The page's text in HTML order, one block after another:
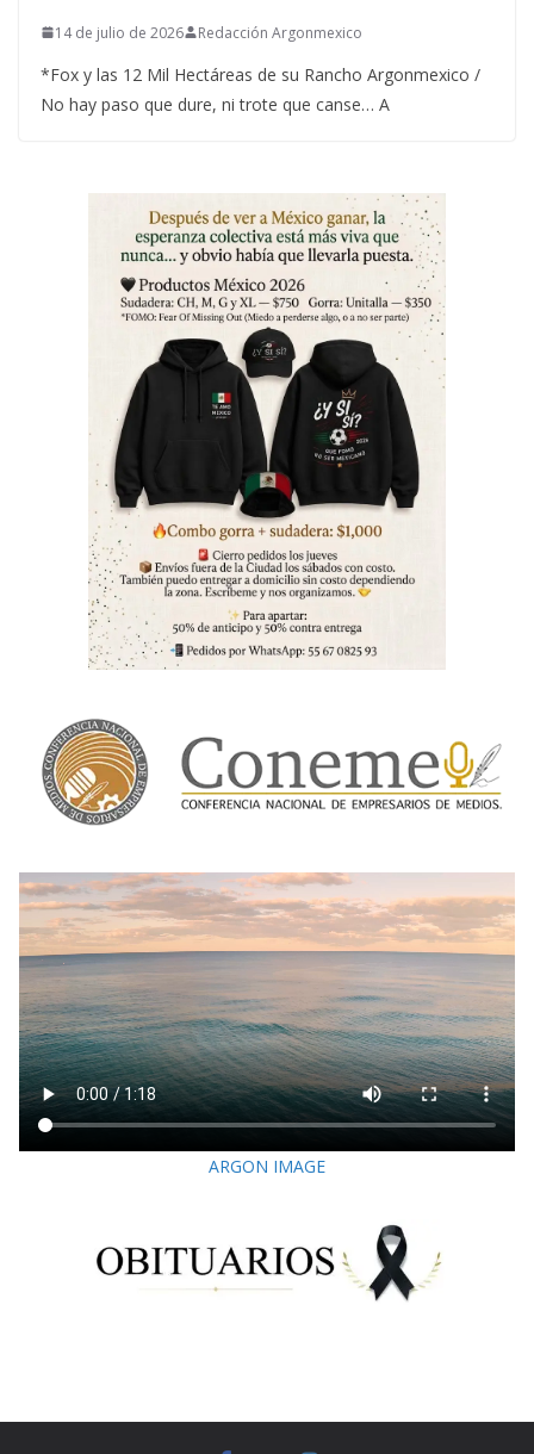
14 de julio de 2026 Redacción Argonmexico
*Fox y las 12 Mil Hectáreas de su Rancho Argonmexico /
No hay paso que dure, ni trote que canse… A
ARGON IMAGE